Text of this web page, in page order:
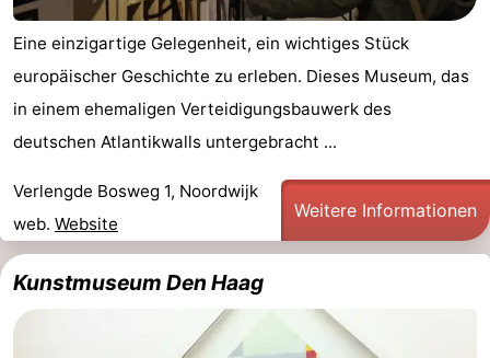
Eine einzigartige Gelegenheit, ein wichtiges Stück
europäischer Geschichte zu erleben. Dieses Museum, das
in einem ehemaligen Verteidigungsbauwerk des
deutschen Atlantikwalls untergebracht ...
Verlengde Bosweg 1, Noordwijk
web. Website
Weitere Informationen
Kunstmuseum Den Haag